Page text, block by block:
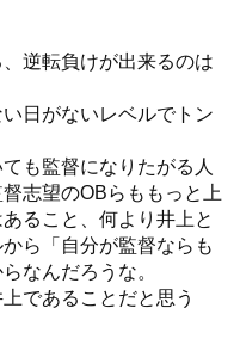
逆転負けが出来るのは
日がないレベルでトン
も監督になりたがる人
志望のOBらももっと上
ること、何より井上と
ら「自分が監督ならも
なんだろうな。
であることだと思う